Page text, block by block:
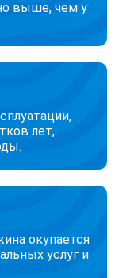
выше, чем у
лет,
окупается
услуг и